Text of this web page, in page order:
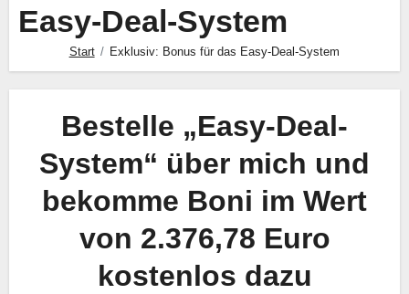
Easy-Deal-System
Start Exklusiv: Bonus für das Easy-Deal-System
Bestelle „Easy-Deal-
System“ über mich und
bekomme Boni im Wert
von 2.376,78 Euro
kostenlos dazu